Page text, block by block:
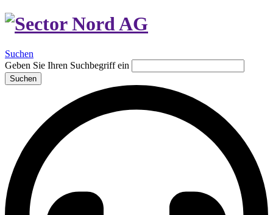
Suchen
Geben Sie Ihren Suchbegriff ein
Suchen